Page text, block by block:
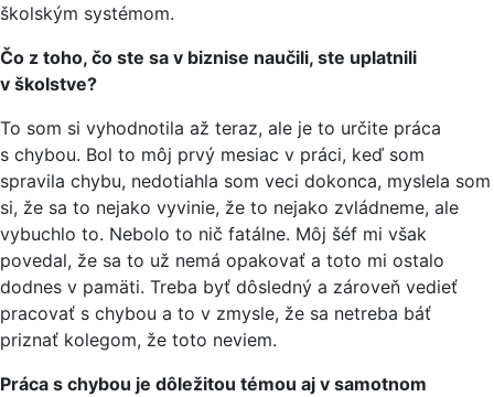
školským systémom.
Čo z toho, čo ste sa v biznise naučili, ste uplatnili
v školstve?
To som si vyhodnotila až teraz, ale je to určite práca
s chybou. Bol to môj prvý mesiac v práci, keď som
spravila chybu, nedotiahla som veci dokonca, myslela som
si, že sa to nejako vyvinie, že to nejako zvládneme, ale
vybuchlo to. Nebolo to nič fatálne. Môj šéf mi však
povedal, že sa to už nemá opakovať a toto mi ostalo
dodnes v pamäti. Treba byť dôsledný a zároveň vedieť
pracovať s chybou a to v zmysle, že sa netreba báť
priznať kolegom, že toto neviem.
Práca s chybou je dôležitou témou aj v samotnom